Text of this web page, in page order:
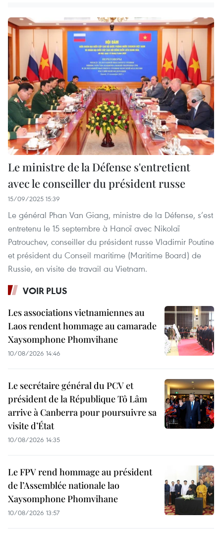
Le ministre de la Défense s'entretient
avec le conseiller du président russe
15/09/2025 15:39
Le général Phan Van Giang, ministre de la Défense, s’est
entretenu le 15 septembre à Hanoï avec Nikolaï
Patrouchev, conseiller du président russe Vladimir Poutine
et président du Conseil maritime (Maritime Board) de
Russie, en visite de travail au Vietnam.
VOIR PLUS
Les associations vietnamiennes au
Laos rendent hommage au camarade
Xaysomphone Phomvihane
10/08/2026 14:46
Le secrétaire général du PCV et
président de la République Tô Lâm
arrive à Canberra pour poursuivre sa
visite d’État
10/08/2026 14:35
Le FPV rend hommage au président
de l’Assemblée nationale lao
Xaysomphone Phomvihane
10/08/2026 13:57